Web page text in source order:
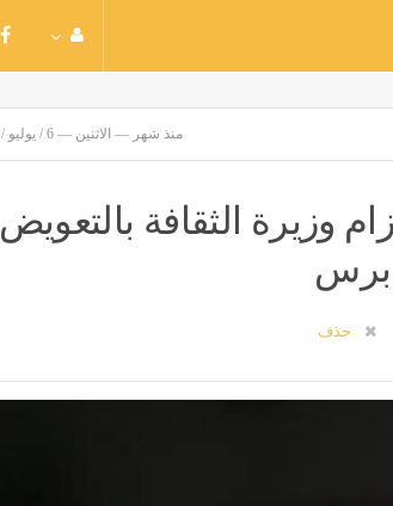
منذ شهر — الاثنين — 6 / يوليو / 2026
وزيرة الثقافة بالتعويض
برس
حذف